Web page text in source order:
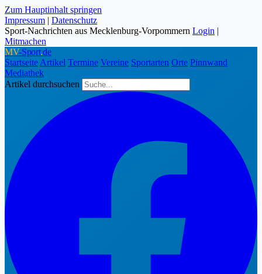
Zum Hauptinhalt springen
Impressum | Datenschutz
Sport-Nachrichten aus Mecklenburg-Vorpommern Login |
Mitmachen
MV-Sport.de
Startseite Artikel Termine Vereine Sportarten Orte Pinnwand
Mediathek
Artikel durchsuchen